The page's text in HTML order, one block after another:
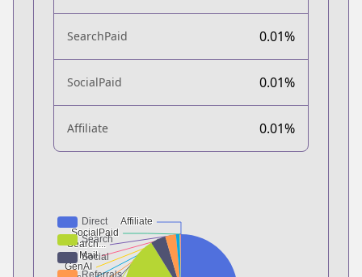
SearchPaid 0.01%
SocialPaid 0.01%
Affiliate 0.01%